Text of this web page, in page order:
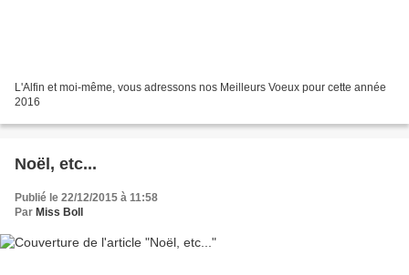
L'Alfin et moi-même, vous adressons nos Meilleurs Voeux pour cette année
2016
Noël, etc...
Publié le 22/12/2015 à 11:58
Par Miss Boll